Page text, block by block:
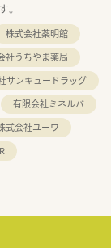
。
株式会社薬明館
社うちやま薬局
サンキュードラッグ
有限会社ミネルバ
式会社ユーワ